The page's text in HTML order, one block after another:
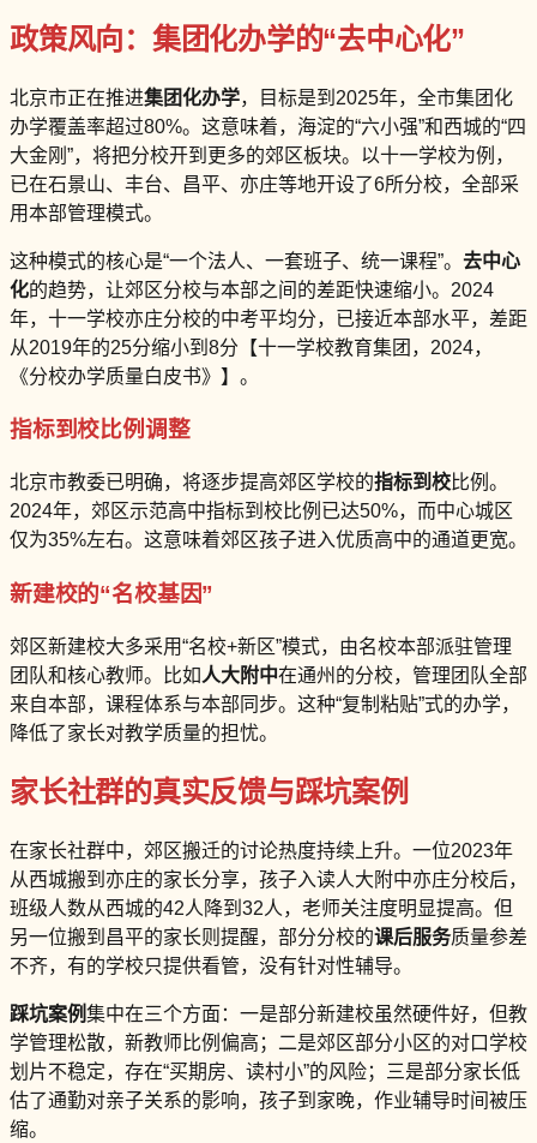
政策风向：集团化办学的“去中心化”
北京市正在推进集团化办学，目标是到2025年，全市集团化
办学覆盖率超过80%。这意味着，海淀的“六小强”和西城的“四
大金刚”，将把分校开到更多的郊区板块。以十一学校为例，
已在石景山、丰台、昌平、亦庄等地开设了6所分校，全部采
用本部管理模式。
这种模式的核心是“一个法人、一套班子、统一课程”。 去中心
化的趋势，让郊区分校与本部之间的差距快速缩小。2024
年，十一学校亦庄分校的中考平均分，已接近本部水平，差距
从2019年的25分缩小到8分【十一学校教育集团，2024，
《分校办学质量白皮书》】。
指标到校比例调整
北京市教委已明确，将逐步提高郊区学校的指标到校比例。
2024年，郊区示范高中指标到校比例已达50%，而中心城区
仅为35%左右。这意味着郊区孩子进入优质高中的通道更宽。
新建校的“名校基因”
郊区新建校大多采用“名校+新区”模式，由名校本部派驻管理
团队和核心教师。比如人大附中在通州的分校，管理团队全部
来自本部，课程体系与本部同步。这种“复制粘贴”式的办学，
降低了家长对教学质量的担忧。
家长社群的真实反馈与踩坑案例
在家长社群中，郊区搬迁的讨论热度持续上升。一位2023年
从西城搬到亦庄的家长分享，孩子入读人大附中亦庄分校后，
班级人数从西城的42人降到32人，老师关注度明显提高。但
另一位搬到昌平的家长则提醒，部分分校的课后服务质量参差
不齐，有的学校只提供看管，没有针对性辅导。
踩坑案例集中在三个方面：一是部分新建校虽然硬件好，但教
学管理松散，新教师比例偏高；二是郊区部分小区的对口学校
划片不稳定，存在“买期房、读村小”的风险；三是部分家长低
估了通勤对亲子关系的影响，孩子到家晚，作业辅导时间被压
缩。